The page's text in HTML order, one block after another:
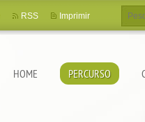
HOME PERCURSO
RSS Imprimir